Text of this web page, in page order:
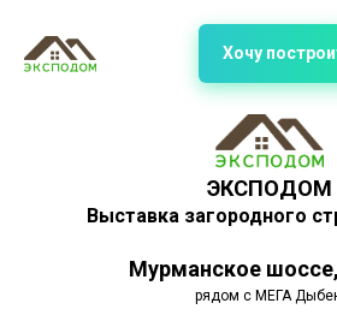
ЭКСПОДОМ
Выставка загородного
Мурманское
рядом с МЕГА
Хочу